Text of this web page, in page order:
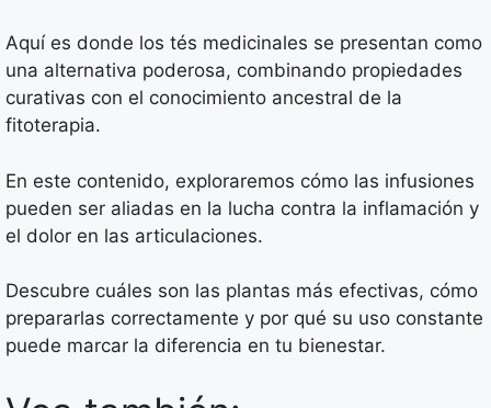
Aquí es donde los tés medicinales se presentan como
una alternativa poderosa, combinando propiedades
curativas con el conocimiento ancestral de la
fitoterapia.
En este contenido, exploraremos cómo las infusiones
pueden ser aliadas en la lucha contra la inflamación y
el dolor en las articulaciones.
Descubre cuáles son las plantas más efectivas, cómo
prepararlas correctamente y por qué su uso constante
puede marcar la diferencia en tu bienestar.